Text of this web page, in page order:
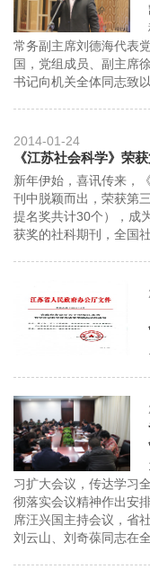
常务副主席刘德海代表
国，党组成员、副主席
书记向机关全体同志致
2014-01-24
《江苏社会科学》荣
新年伊始，喜讯传来，
刊中脱颖而出，荣获第
提名奖共计30个），成
获奖的社科期刊，全国
习扩大会议，传达学习
彻落实会议精神作出安
席汪兴国主持会议，省
刘云山、刘奇葆同志在全